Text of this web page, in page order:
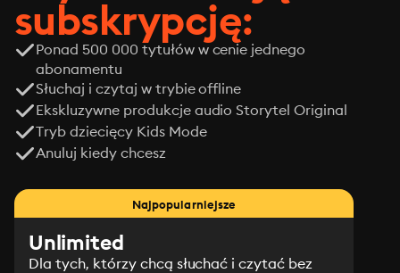
subskrypcję:
Ponad 500 000 tytułów w cenie jednego
abonamentu
Słuchaj i czytaj w trybie offline
Ekskluzywne produkcje audio Storytel Original
Tryb dziecięcy Kids Mode
Anuluj kiedy chcesz
Najpopularniejsze
Unlimited
Dla tych, którzy chcą słuchać i czytać bez